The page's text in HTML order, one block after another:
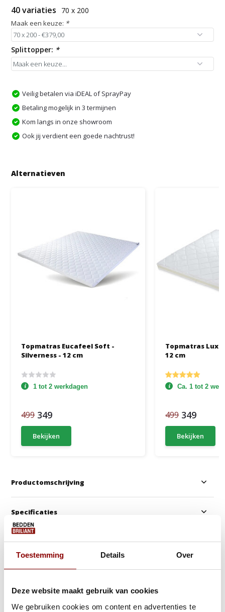
Toestemming Details Over
Deze website maakt gebruik van cookies
We gebruiken cookies om content en advertenties te
40 variaties 70 x 200
Maak een keuze: *
Splittopper: *
Veilig betalen via iDEAL of SprayPay
Betaling mogelijk in 3 termijnen
Kom langs in onze showroom
Ook jij verdient een goede nachtrust!
Alternatieven
Topmatras Eucafeel Soft -
Silverness - 12 cm
1 tot 2 werkdagen
499 349
Bekijken
Topmatras
12 cm
Ca. 1 tot 2
499 349
Bekijken
Productomschrijving
Specificaties